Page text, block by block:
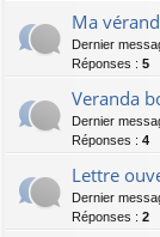
Ma
Dernier
Réponses : 5
Veranda
Dernier
Réponses : 4
Lettre
Dernier
Réponses : 2